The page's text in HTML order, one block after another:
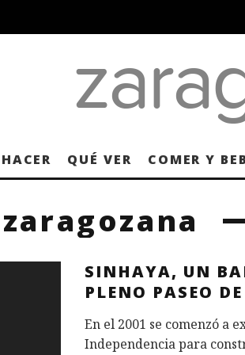
QUÉ VER COMER Y
SINHAYA, UN
PLENO PASEO
En el 2001 se comenzó a
Independencia para